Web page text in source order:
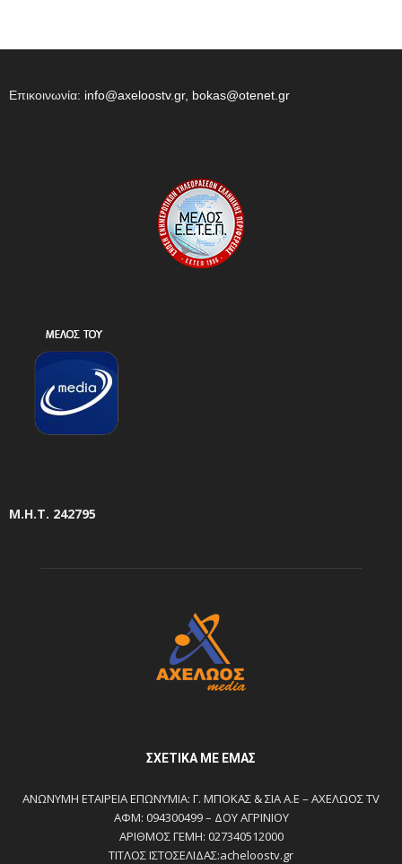
Επικοινωνία: info@axeloostv.gr, bokas@otenet.gr
Μ.Η.Τ. 242795
ΣΧΕΤΙΚΆ ΜΕ ΕΜΆΣ
ΑΝΩΝΥΜΗ ΕΤΑΙΡΕΙΑ ΕΠΩΝΥΜΙΑ: Γ. ΜΠΟΚΑΣ & ΣΙΑ Α.Ε – ΑΧΕΛΩΟΣ TV
ΑΦΜ: 094300499 – ΔΟΥ ΑΓΡΙΝΙΟΥ
ΑΡΙΘΜΟΣ ΓΕΜΗ: 027340512000
ΤΙΤΛΟΣ ΙΣΤΟΣΕΛΙΔΑΣ:acheloostv.gr